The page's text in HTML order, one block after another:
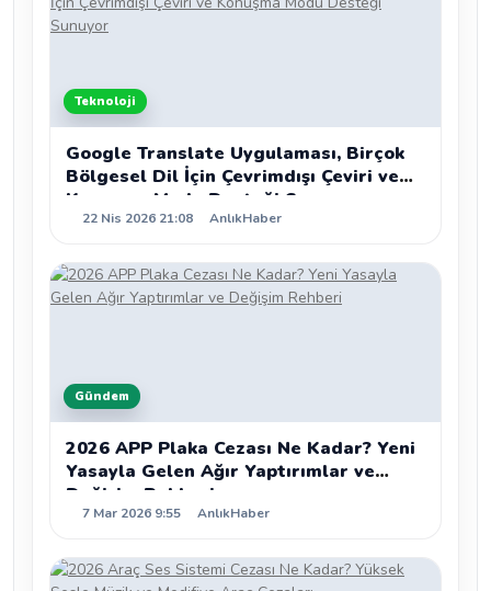
Teknoloji
Google Translate Uygulaması, Birçok
Bölgesel Dil İçin Çevrimdışı Çeviri ve
Konuşma Modu Desteği Sunuyor
22 Nis 2026 21:08 AnlıkHaber
Gündem
2026 APP Plaka Cezası Ne Kadar? Yeni
Yasayla Gelen Ağır Yaptırımlar ve
Değişim Rehberi
7 Mar 2026 9:55 AnlıkHaber